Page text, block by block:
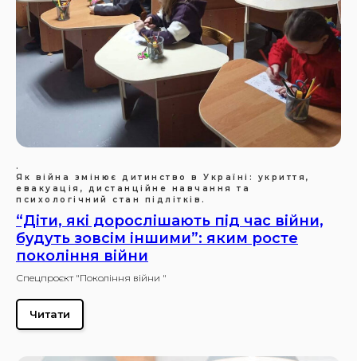
.
Як війна змінює дитинство в Україні: укриття,
евакуація, дистанційне навчання та
психологічний стан підлітків.
“Діти, які дорослішають під час війни,
будуть зовсім іншими”: яким росте
покоління війни
Спецпроєкт "Покоління війни "
Читати